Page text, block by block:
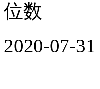
位数
2020-07-